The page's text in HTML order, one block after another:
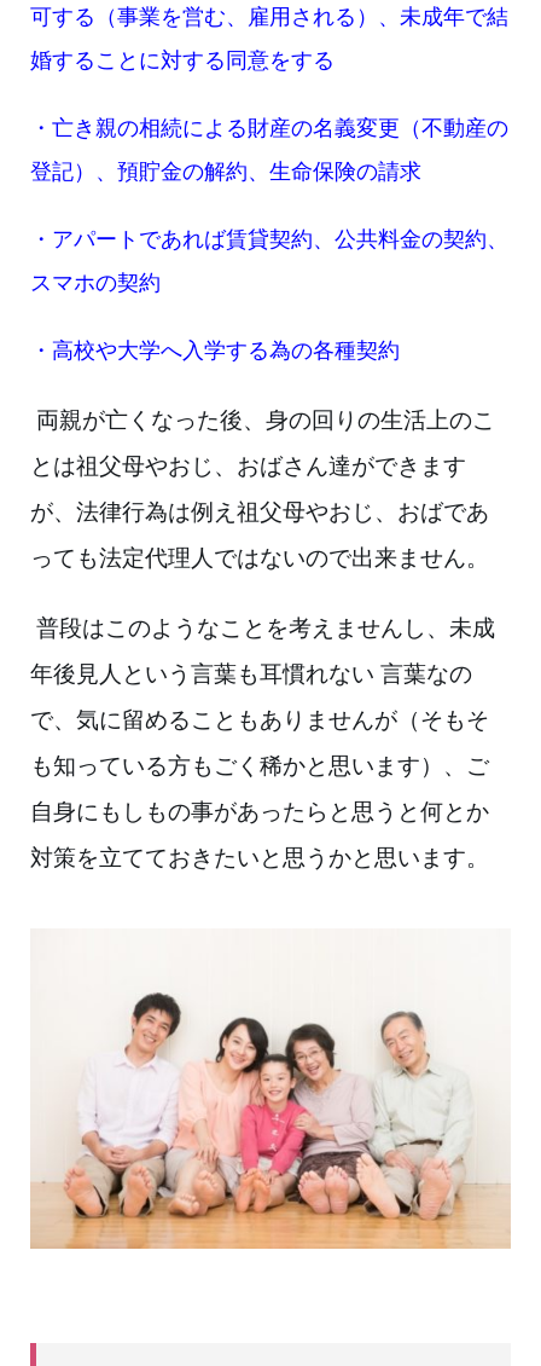
可する（事業を営む、雇用される）、未成年で結
婚することに対する同意をする
・亡き親の相続による財産の名義変更（不動産の
登記）、預貯金の解約、生命保険の請求
・アパートであれば賃貸契約、公共料金の契約、
スマホの契約
・高校や大学へ入学する為の各種契約
両親が亡くなった後、身の回りの生活上のこ
とは祖父母やおじ、おばさん達ができます
が、法律行為は例え祖父母やおじ、おばであ
っても法定代理人ではないので出来ません。
普段はこのようなことを考えませんし、未成
年後見人という言葉も耳慣れない 言葉なの
で、気に留めることもありませんが（そもそ
も知っている方もごく稀かと思います）、ご
自身にもしもの事があったらと思うと何とか
対策を立てておきたいと思うかと思います。